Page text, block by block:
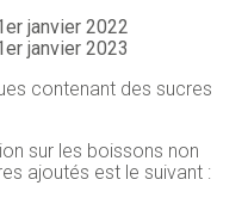
janvier 2022
janvier 2023
contenant des sucres
sur les boissons non
ajoutés est le suivant :